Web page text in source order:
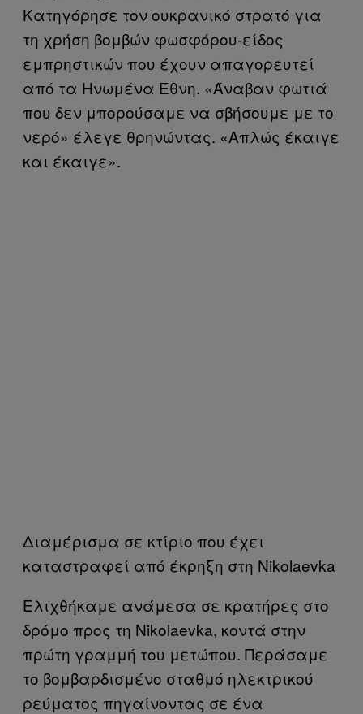
Κατηγόρησε τον ουκρανικό στρατό για
τη χρήση βομβών φωσφόρου-είδος
εμπρηστικών που έχουν απαγορευτεί
από τα Ηνωμένα Έθνη. «Άναβαν φωτιά
που δεν μπορούσαμε να σβήσουμε με το
νερό» έλεγε θρηνώντας. «Απλώς έκαιγε
και έκαιγε».
Διαμέρισμα σε κτίριο που έχει
καταστραφεί από έκρηξη στη Nikolaevka
Ελιχθήκαμε ανάμεσα σε κρατήρες στο
δρόμο προς τη Nikolaevka, κοντά στην
πρώτη γραμμή του μετώπου. Περάσαμε
το βομβαρδισμένο σταθμό ηλεκτρικού
ρεύματος πηγαίνοντας σε ένα